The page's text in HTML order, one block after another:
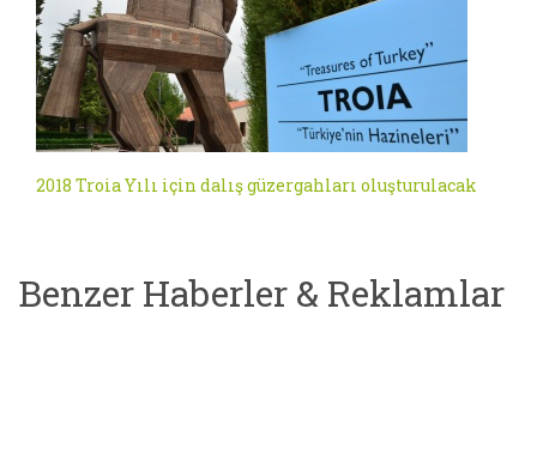
2018 Troia Yılı için dalış güzergahları oluşturulacak
Benzer Haberler & Reklamlar